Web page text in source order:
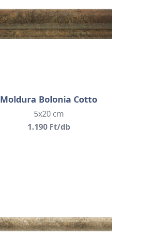
Moldura Bolonia Cotto
5x20 cm
1.190 Ft/db